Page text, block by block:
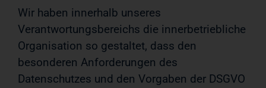
Wir haben innerhalb unseres
Verantwortungsbereichs die innerbetriebliche
Organisation so gestaltet, dass den
besonderen Anforderungen des
Datenschutzes und den Vorgaben der DSGVO